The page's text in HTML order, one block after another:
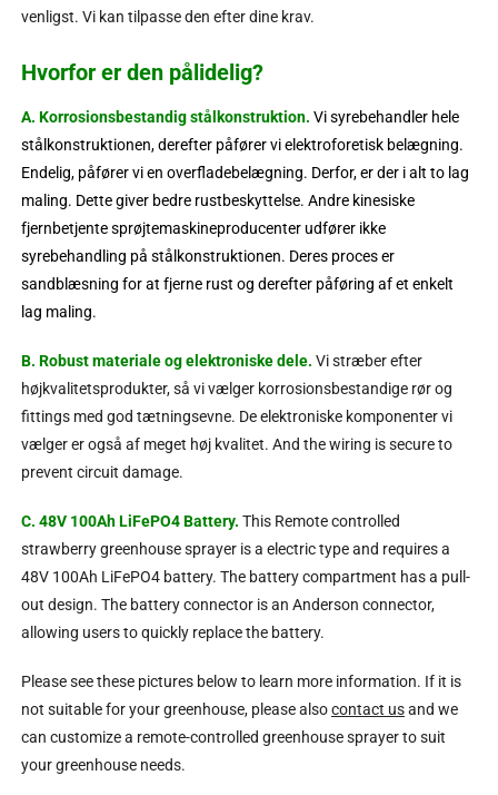
venligst. Vi kan tilpasse den efter dine krav.
Hvorfor er den pålidelig?
A. Korrosionsbestandig stålkonstruktion. Vi syrebehandler hele
stålkonstruktionen, derefter påfører vi elektroforetisk belægning.
Endelig, påfører vi en overfladebelægning. Derfor, er der i alt to lag
maling. Dette giver bedre rustbeskyttelse. Andre kinesiske
fjernbetjente sprøjtemaskineproducenter udfører ikke
syrebehandling på stålkonstruktionen. Deres proces er
sandblæsning for at fjerne rust og derefter påføring af et enkelt
lag maling.
B. Robust materiale og elektroniske dele. Vi stræber efter
højkvalitetsprodukter, så vi vælger korrosionsbestandige rør og
fittings med god tætningsevne. De elektroniske komponenter vi
vælger er også af meget høj kvalitet. And the wiring is secure to
prevent circuit damage.
C. 48V 100Ah LiFePO4 Battery. This Remote controlled
strawberry greenhouse sprayer is a electric type and requires a
48V 100Ah LiFePO4 battery. The battery compartment has a pull-
out design. The battery connector is an Anderson connector,
allowing users to quickly replace the battery.
Please see these pictures below to learn more information. If it is
not suitable for your greenhouse, please alsocontact usand we
can customize a remote-controlled greenhouse sprayer to suit
your greenhouse needs.